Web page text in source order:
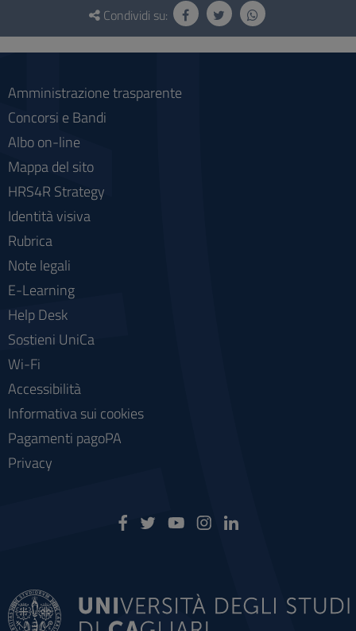
social
Condividi su:
Amministrazione trasparente
Concorsi e Bandi
Albo on-line
Mappa del sito
HRS4R Strategy
Identità visiva
Rubrica
Note legali
E-Learning
Help Desk
Sostieni UniCa
Wi-Fi
Accessibilità
Informativa sui cookies
Pagamenti pagoPA
Privacy